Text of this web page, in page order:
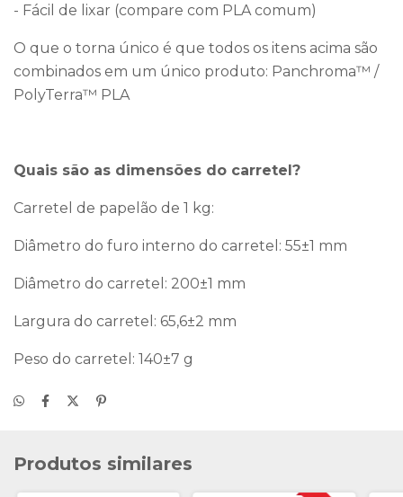
- Fácil de lixar (compare com PLA comum)
O que o torna único é que todos os itens acima são
combinados em um único produto: Panchroma™ /
PolyTerra™ PLA
Quais são as dimensões do carretel?
Carretel de papelão de 1 kg:
Diâmetro do furo interno do carretel: 55±1 mm
Diâmetro do carretel: 200±1 mm
Largura do carretel: 65,6±2 mm
Peso do carretel: 140±7 g
Produtos similares